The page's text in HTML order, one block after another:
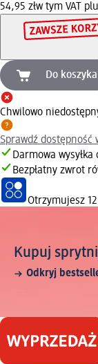
54,95 złw tym VAT
Do koszyka
Chwilowo
Sprawdź dostępność
Darmowa wysyłka
Bezpłatny zwrot
Otrzymujesz
Kupuj
Odkryj